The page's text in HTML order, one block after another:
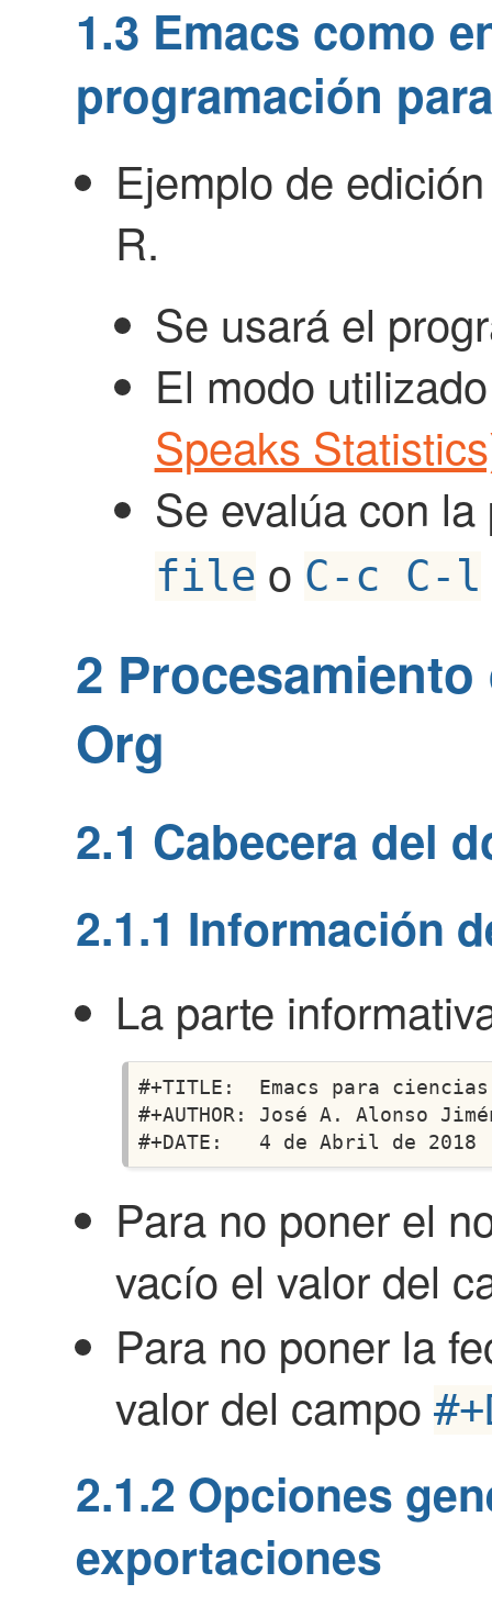
1.3 Emacs como
programación
Ejemplo de
R.
Se usará el
El modo
Speaks
Se evalúa con
file o C-c C-l
2
Org
2.1 Cabecera del
2.1.1 Información
La parte
#+TITLE:  Emacs para
#+AUTHOR: José A. Alonso
Para no poner el
vacío el valor del
Para no poner la
valor del campo
2.1.2 Opciones
exportaciones